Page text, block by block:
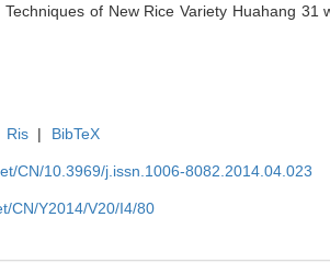
of New Rice Variety Huahang
Ris | BibTeX
CN/10.3969/j.issn.1006-8082.2014.04.023
CN/Y2014/V20/I4/80